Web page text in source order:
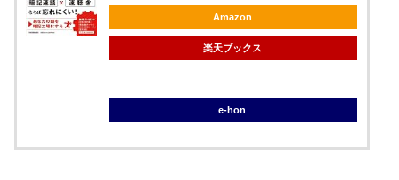
Amazon
楽天ブックス
e-hon